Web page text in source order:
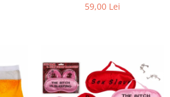
59,00 Lei